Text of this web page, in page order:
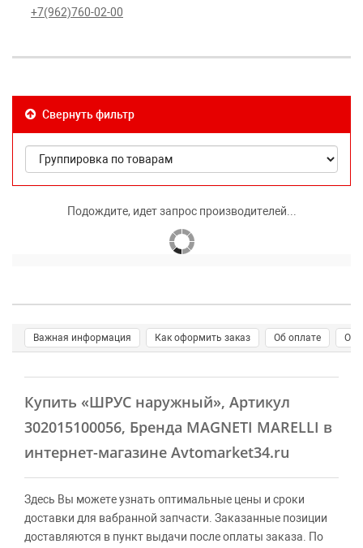
+7(962)760-02-00
Свернуть фильтр
Подождите, идет запрос производителей...
Важная информация Как оформить заказ Об оплате О
Купить «ШРУС наружный», Артикул
302015100056, Бренда MAGNETI MARELLI в
интернет-магазине Avtomarket34.ru
Здесь Вы можете узнать оптимальные цены и сроки
доставки для вабранной запчасти. Заказанные позиции
доставляются в пункт выдачи после оплаты заказа. По